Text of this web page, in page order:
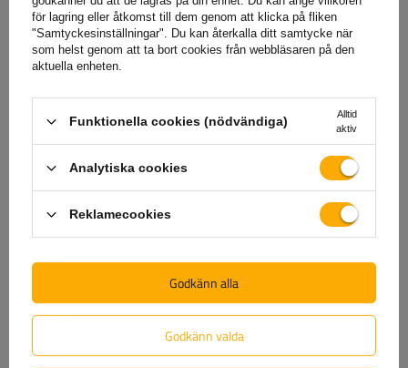
som finns på vår webbplats.
Har du frågor om valet eller användningen av våra
produkter? Kontakta oss! Unitrailers specialister ger dig
gärna all information du behöver.
för lagring eller åtkomst till dem genom att klicka på fliken
"Samtyckesinställningar". Du kan återkalla ditt samtycke när
som helst genom att ta bort cookies från webbläsaren på den
aktuella enheten.
Funktionella cookies (nödvändiga)
Alltid
aktiv
Analytiska cookies
Reklamecookies
Godkänn valda
Godkänn alla